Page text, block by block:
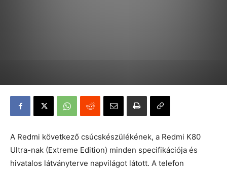
A Redmi következő csúcskészülékének, a Redmi K80
Ultra-nak (Extreme Edition) minden specifikációja és
hivatalos látványterve napvilágot látott. A telefon